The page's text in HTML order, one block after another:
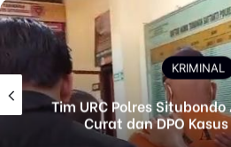
KRIMINAL
Tim URC Polres
Curat dan DPO